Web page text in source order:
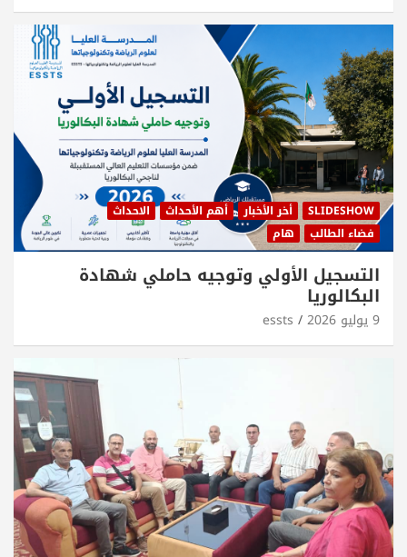
SLIDESHOW أخر الأخبار أهم الأحداث
الاحداث
فضاء الطالب
هام
التسجيل الأولي وتوجيه حاملي شهادة
البكالوريا
9 يوليو 2026 essts